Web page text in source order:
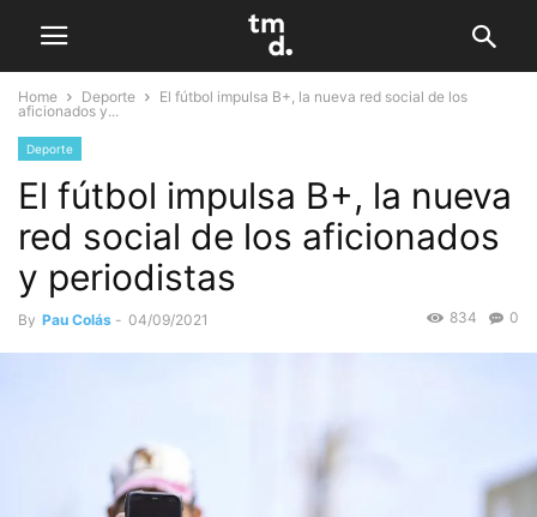
Home Deporte
El fútbol impulsa B+, la nueva red social de los
aficionados y...
Deporte
El fútbol impulsa B+, la nueva
red social de los aficionados
y periodistas
By Pau Colás - 04/09/2021 0
834